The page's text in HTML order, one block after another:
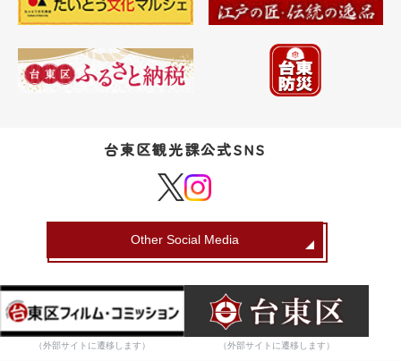
台東区観光課公式SNS
Other Social Media
（外部サイトに遷移します） （外部サイトに遷移します）